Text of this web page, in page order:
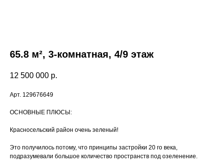
65.8 м², 3-комнатная, 4/9 этаж
12 500 000 р.
Арт. 129676649
ОCНOBHЫE ПЛЮCЫ:
Красносельский район очень зеленый!
Это получилось потому, что принципы застройки 20 го века,
подразумевали большое количество пространств под озеленение.